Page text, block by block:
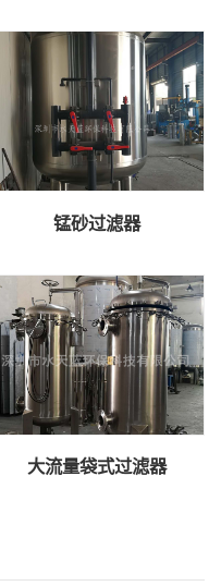
锰砂过滤器
大流量袋式过滤器